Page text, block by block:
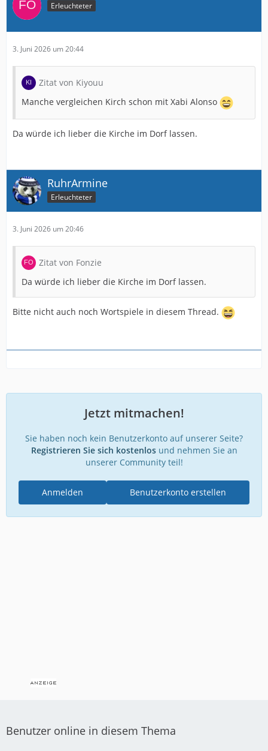
Erleuchteter
3. Juni 2026 um 20:44
Zitat von Kiyouu
Manche vergleichen Kirch schon mit Xabi Alonso
Da würde ich lieber die Kirche im Dorf lassen.
RuhrArmine
Erleuchteter
3. Juni 2026 um 20:46
Zitat von Fonzie
Da würde ich lieber die Kirche im Dorf lassen.
Bitte nicht auch noch Wortspiele in diesem Thread.
Jetzt mitmachen!
Sie haben noch kein Benutzerkonto auf unserer Seite?
Registrieren Sie sich kostenlosund nehmen Sie an
unserer Community teil!
Benutzerkonto erstellen
Anmelden
Benutzer online in diesem Thema